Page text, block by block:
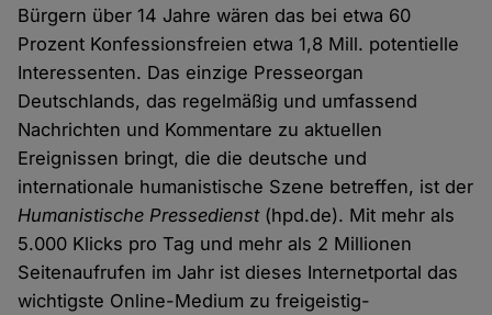
Bürgern über 14 Jahre wären das bei etwa 60
Prozent Konfessionsfreien etwa 1,8 Mill. potentielle
Interessenten. Das einzige Presseorgan
Deutschlands, das regelmäßig und umfassend
Nachrichten und Kommentare zu aktuellen
Ereignissen bringt, die die deutsche und
internationale humanistische Szene betreffen, ist der
Humanistische Pressedienst(hpd.de). Mit mehr als
5.000 Klicks pro Tag und mehr als 2 Millionen
Seitenaufrufen im Jahr ist dieses Internetportal das
wichtigste Online-Medium zu freigeistig-